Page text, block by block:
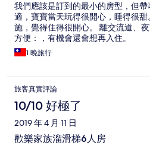
我們應該是訂到的最小的房型，但
適，寶寶當天玩得很開心，睡得很
施，覺得住得很開心。 離交流道、
方便：，有機會還會想再入住。
1 晚旅行
旅客真實評論
10/10 好極了
2019 年 4 月 11 日
歡樂家族溜滑梯6人房